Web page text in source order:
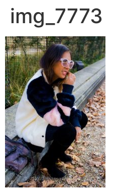
img_7773